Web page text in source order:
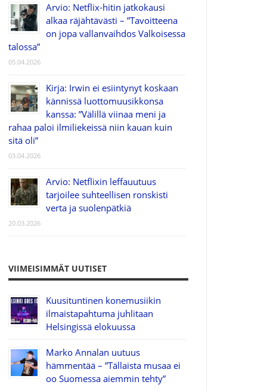
Arvio: Netflix-hitin jatkokausi
alkaa räjähtävästi – ”Tavoitteena
on jopa vallanvaihdos Valkoisessa
talossa”
05.04.2026
Kirja: Irwin ei esiintynyt koskaan
kännissä luottomuusikkonsa
kanssa: ”Välillä viinaa meni ja
rahaa paloi ilmiliekeissä niin kauan kuin
sitä oli”
03.04.2026
Arvio: Netflixin leffauutuus
tarjoilee suhteellisen ronskisti
verta ja suolenpätkiä
20.03.2026
VIIMEISIMMÄT UUTISET
Kuusituntinen konemusiikin
ilmaistapahtuma juhlitaan
Helsingissä elokuussa
Marko Annalan uutuus
hämmentää – ”Tällaista musaa ei
oo Suomessa aiemmin tehty”